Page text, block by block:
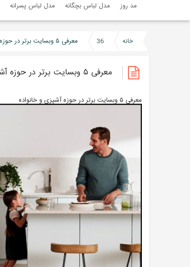
مد روز مدل لباس بچگانه مدل لباس پسرانه
خانه 36 معرفی ۵ وبسایت برتر در حوزه آشپزی و خانواده
معرفی ۵ وبسایت برتر در حوزه آشپزی و خانواده
معرفی ۵ وبسایت برتر در حوزه آشپزی و خانواده